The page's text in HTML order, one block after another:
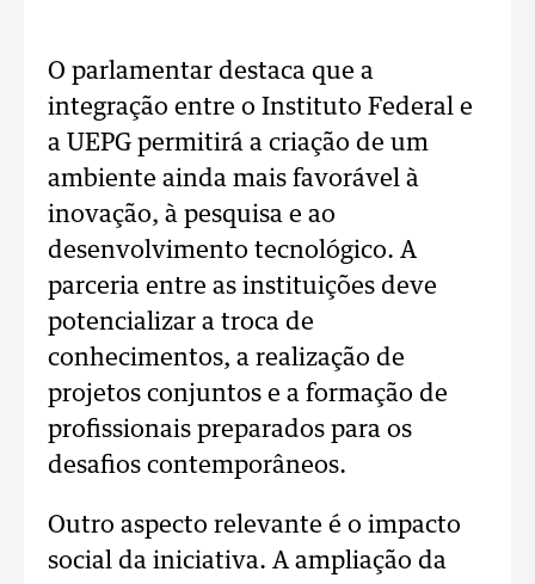
O parlamentar destaca que a
integração entre o Instituto Federal e
a UEPG permitirá a criação de um
ambiente ainda mais favorável à
inovação, à pesquisa e ao
desenvolvimento tecnológico. A
parceria entre as instituições deve
potencializar a troca de
conhecimentos, a realização de
projetos conjuntos e a formação de
profissionais preparados para os
desafios contemporâneos.
Outro aspecto relevante é o impacto
social da iniciativa. A ampliação da